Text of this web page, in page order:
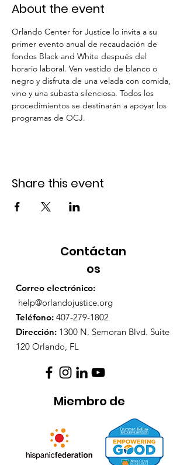
About the event
Orlando Center for Justice lo invita a su
primer evento anual de recaudación de
fondos Black and White después del
horario laboral. Ven vestido de blanco o
negro y disfruta de una velada con comida,
vino y una subasta silenciosa. Todos los
procedimientos se destinarán a apoyar los
programas de OCJ.
Share this event
Contáctan
os
Correo electrónico:
help@orlandojustice.org
Teléfono: 407-279-1802
Dirección: 1300 N. Semoran Blvd. Suite
120 Orlando, FL
Miembro de